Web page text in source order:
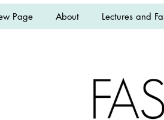
Page About Lectures and